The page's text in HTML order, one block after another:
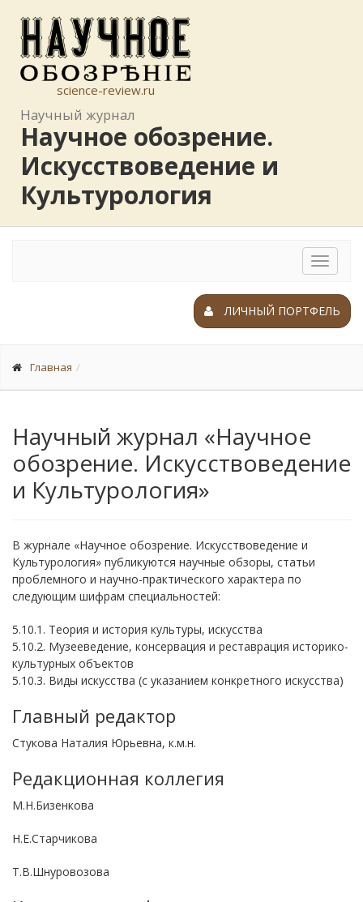
science-review.ru
Научный журнал
Научное обозрение.
Искусствоведение и
Культурология
Toggle
ЛИЧНЫЙ ПОРТФЕЛЬ
Главная
Научный журнал «Научное
обозрение. Искусствоведение
и Культурология»
В журнале «Научное обозрение. Искусствоведение и
Культурология» публикуются научные обзоры, статьи
проблемного и научно-практического характера по
следующим шифрам специальностей:
5.10.1. Теория и история культуры, искусства
5.10.2. Музееведение, консервация и реставрация историко-
культурных объектов
5.10.3. Виды искусства (с указанием конкретного искусства)
Главный редактор
Стукова Наталия Юрьевна, к.м.н.
Редакционная коллегия
М.Н.Бизенкова
Н.Е.Старчикова
Т.В.Шнуровозова